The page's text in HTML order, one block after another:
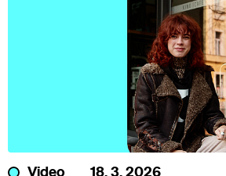
Video 18. 3. 2026